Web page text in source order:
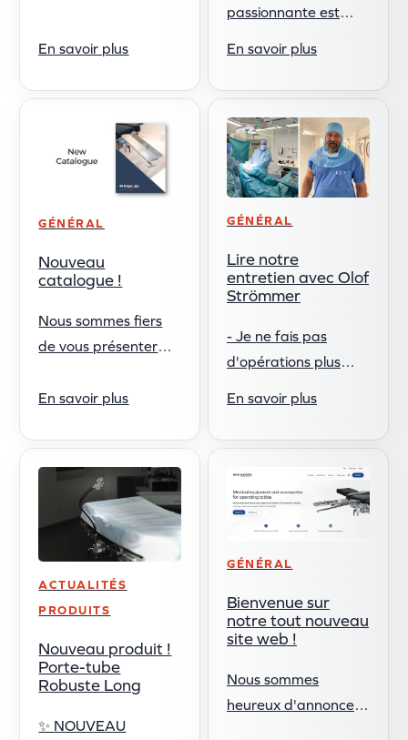
système d'entreprise.
maîtrisons, plus ...
En savoir plus
passionnante est
travailler avec les
produits Reison en
Allemagne ! Notre
société sœur
Mediplac propose un
...
En savoir plus
GÉNÉRAL
Nouveau
catalogue !
Nous sommes fiers
de vous présenter
catalogue de
amélioré et plein
d'inspiration ! Avec
une présentation
plus claire ...
En savoir plus
GÉNÉRAL
Lire notre
entretien avec Olof
Strömmer
- Je ne fais pas
d'opérations plus
être aussi bonnes,
les opérations
traditionnelles...
En savoir plus
ACTUALITÉS
PRODUITS
Nouveau produit !
Porte-tube
Robuste Long
✨ NOUVEAU
GÉNÉRAL
Bienvenue sur
notre tout nouveau
site web !
Nous sommes
heureux d'annoncer